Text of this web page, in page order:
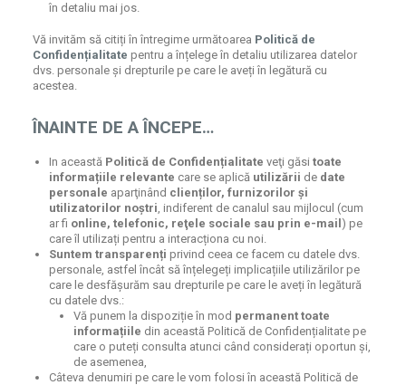
în detaliu mai jos.
Vă invităm să citiți în întregime următoarea Politică de
Confidențialitate pentru a înțelege în detaliu utilizarea datelor
dvs. personale și drepturile pe care le aveți în legătură cu
acestea.
ÎNAINTE DE A ÎNCEPE…
In această Politică de Confidențialitate veţi găsi toate
informațiile relevante care se aplică utilizării de date
personale aparţinând clienților, furnizorilor și
utilizatorilor noştri, indiferent de canalul sau mijlocul (cum
ar fi online, telefonic, reţele sociale sau prin e-mail ) pe
care îl utilizați pentru a interacționa cu noi.
Suntem transparenți privind ceea ce facem cu datele dvs.
personale, astfel încât să înțelegeți implicațiile utilizărilor pe
care le desfășurăm sau drepturile pe care le aveți în legătură
cu datele dvs.:
Vă punem la dispoziție în mod permanent toate
informațiile din această Politică de Confidențialitate pe
care o puteți consulta atunci când considerați oportun și,
de asemenea,
Câteva denumiri pe care le vom folosi în această Politică de